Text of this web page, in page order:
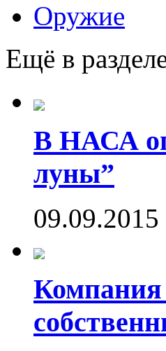
Оружие
Ещё в
В НАСА
луны”
09.09.2015
Компания